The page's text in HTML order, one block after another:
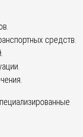
средств.